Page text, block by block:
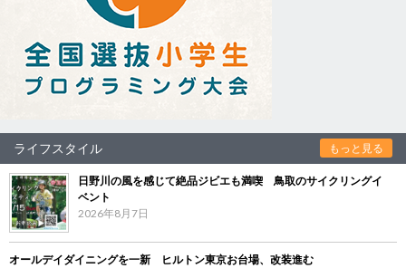
ライフスタイル もっと見る
日野川の風を感じて絶品ジビエも満喫 鳥取のサイクリングイ
ベント
2026年8月7日
オールデイダイニングを一新 ヒルトン東京お台場、改装進む